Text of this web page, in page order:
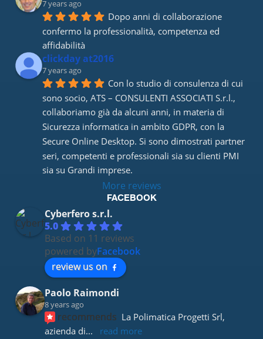
7 years ago
Dopo anni di collaborazione
confermo la professionalità, competenza ed
affidabilità
clickday at2016
7 years ago
Con lo studio di consulenza di cui
sono socio, ATS – CONSULENTI ASSOCIATI S.r.l.,
collaboriamo già da alcuni anni, in materia di
Sicurezza informatica in ambito GDPR, con la
Secure Online Desktop. Si sono dimostrati partner
seri, competenti e professionali sia su clienti PMI
sia su Grandi imprese.
More reviews
FACEBOOK
Cyberfero s.r.l.
5.0
Based on 11 reviews
powered byFacebook
review us on
Paolo Raimondi
8 years ago
recommends La Polimatica Progetti Srl,
azienda di... read more